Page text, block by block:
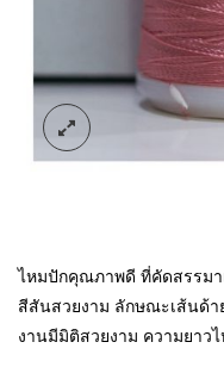
ไหมปักคุณภาพดี ที่คัดสรรม
สีสันสวยงาม ลักษณะเส้นด้
งานมีมิติสวยงาม ความยาว